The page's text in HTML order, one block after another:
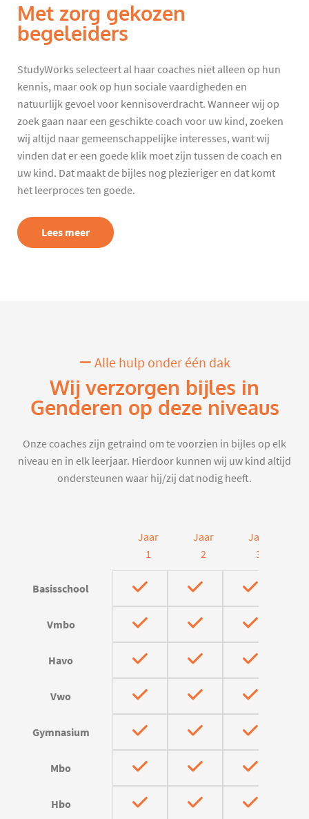
Met zorg gekozen
begeleiders
StudyWorks selecteert al haar coaches niet alleen op hun
kennis, maar ook op hun sociale vaardigheden en
natuurlijk gevoel voor kennisoverdracht. Wanneer wij op
zoek gaan naar een geschikte coach voor uw kind, zoeken
wij altijd naar gemeenschappelijke interesses, want wij
vinden dat er een goede klik moet zijn tussen de coach en
uw kind. Dat maakt de bijles nog plezieriger en dat komt
het leerproces ten goede.
Lees meer
Alle hulp onder één dak
Wij verzorgen bijles in
Genderen op deze niveaus
Onze coaches zijn getraind om te voorzien in bijles op elk
niveau en in elk leerjaar. Hierdoor kunnen wij uw kind altijd
ondersteunen waar hij/zij dat nodig heeft.
Jaar
1
Jaar
2
Jaar
3
Basisschool
Vmbo
Havo
Vwo
Gymnasium
Mbo
Hbo